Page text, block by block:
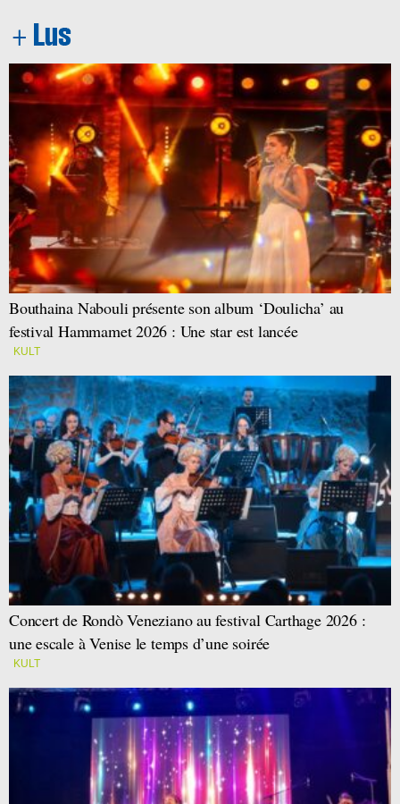
Bouthaina Nabouli présente son album ‘Doulicha’ au
festival Hammamet 2026 : Une star est lancée
KULT
Concert de Rondò Veneziano au festival Carthage 2026 :
une escale à Venise le temps d’une soirée
KULT